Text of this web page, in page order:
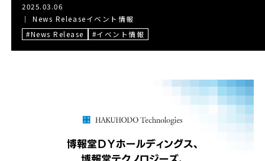
2025.03.06
｜News Releaseイベント情報
News Release
イベント情報